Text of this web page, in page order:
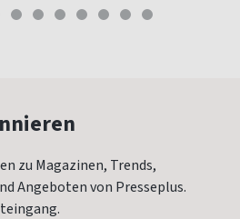
zu Magazinen, Trends,
Angeboten von Presseplus.